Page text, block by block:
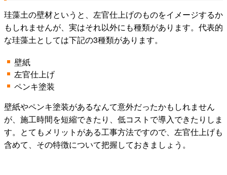
珪藻土の壁材というと、左官仕上げのものをイメージするか
もしれませんが、実はそれ以外にも種類があります。代表的
な珪藻土としては下記の3種類があります。
壁紙
左官仕上げ
ペンキ塗装
壁紙やペンキ塗装があるなんて意外だったかもしれません
が、施工時間を短縮できたり、低コストで導入できたりしま
す。とてもメリットがある工事方法ですので、左官仕上げも
含めて、その特徴について把握しておきましょう。